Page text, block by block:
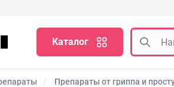
Каталог
Препараты от гриппа и